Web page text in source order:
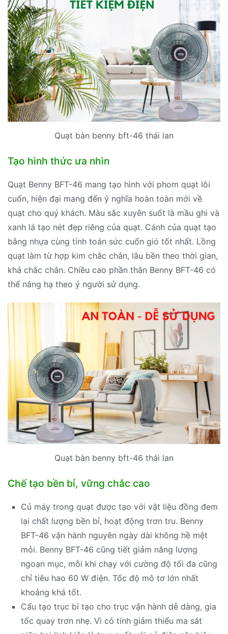
Quạt bàn benny bft-46 thái lan
Tạo hình thức ưa nhìn
Quạt Benny BFT-46 mang tạo hình với phom quạt lôi
cuốn, hiện đại mang đến ý nghĩa hoàn toàn mới về
quạt cho quý khách. Màu sắc xuyên suốt là mầu ghi và
xanh lá tạo nét đẹp riêng của quạt. Cánh của quạt tạo
bằng nhựa cùng tính toán sức cuốn gió tốt nhất. Lồng
quạt làm từ hợp kim chắc chắn, lâu bền theo thời gian,
khá chắc chắn. Chiều cao phần thân Benny BFT-46 có
thể nâng hạ theo ý người sử dụng.
Quạt bàn benny bft-46 thái lan
Chế tạo bền bỉ, vững chắc cao
Củ máy trong quạt được tạo với vật liệu đồng đem
lại chất lượng bền bỉ, hoạt động trơn tru. Benny
BFT-46 vận hành nguyên ngày dài không hề mệt
mỏi. Benny BFT-46 cũng tiết giảm năng lượng
ngoạn mục, mỗi khi chạy với cường độ tối đa cũng
chỉ tiêu hao 60 W điện. Tốc độ mô tơ lớn nhất
khoảng khá tốt.
Cấu tạo trục bi tạo cho trục vận hành dễ dàng, gia
tốc quay trơn nhẹ. Vì có tính giảm thiểu ma sát